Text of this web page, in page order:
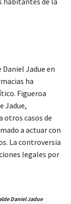
Jadue en
ha
Figueroa
Jadue,
otros casos de
a actuar con
La controversia
legales por
Daniel Jadue